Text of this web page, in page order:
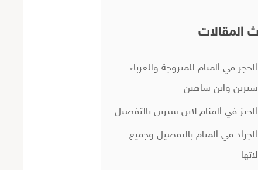
المقالات
في المنام للمتزوجة وللعزباء
سيرين وابن شاهين
في المنام لابن سيرين بالتفصيل
في المنام بالتفصيل وجميع